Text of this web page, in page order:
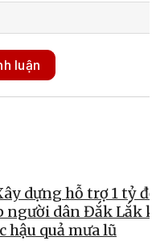
luận
dựng hỗ trợ 1 tỷ
người dân Đắk Lắk
hậu quả mưa lũ